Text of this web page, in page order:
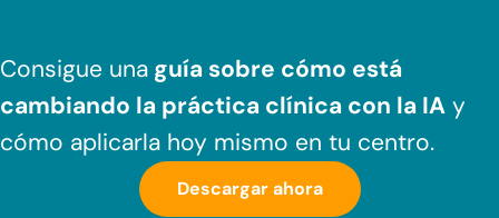
Consigue una guía sobre cómo está
cambiando la práctica clínica con la IA y
cómo aplicarla hoy mismo en tu centro.
Descargar ahora